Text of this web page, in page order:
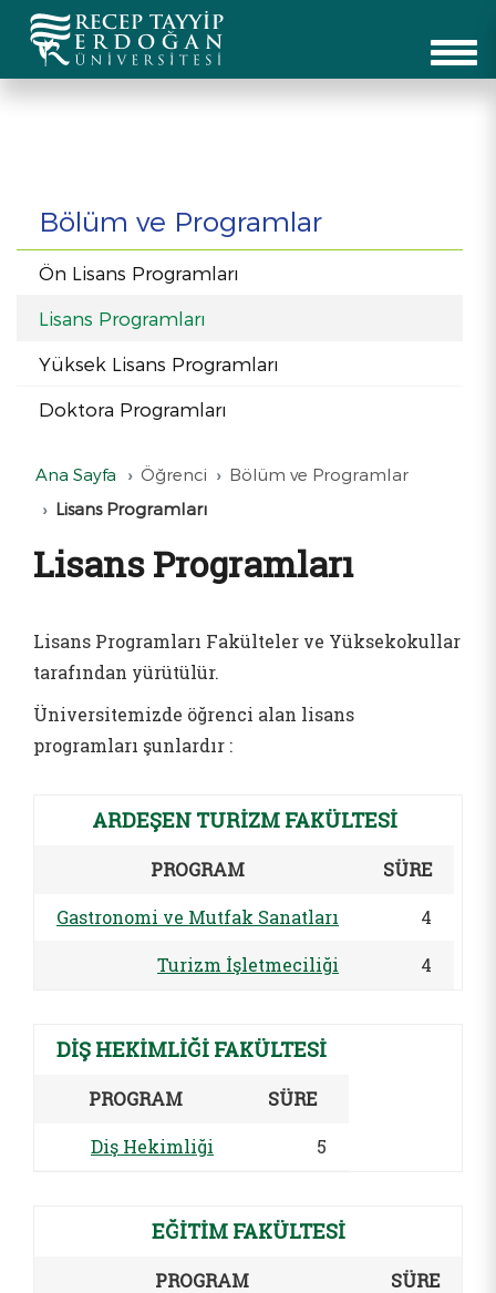
Bölüm ve Programlar
Ön Lisans Programları
Lisans Programları
Yüksek Lisans Programları
Doktora Programları
Ana Sayfa Öğrenci
Bölüm ve Programlar
Lisans Programları
Lisans Programları
Lisans Programları Fakülteler ve Yüksekokullar
tarafından yürütülür.
Üniversitemizde öğrenci alan lisans
programları şunlardır :
ARDEŞEN TURİZM FAKÜLTESİ
PROGRAM SÜRE
Gastronomi ve Mutfak Sanatları 4
Turizm İşletmeciliği 4
DİŞ HEKİMLİĞİ FAKÜLTESİ
PROGRAM SÜRE
Diş Hekimliği 5
EĞİTİM FAKÜLTESİ
PROGRAM SÜRE